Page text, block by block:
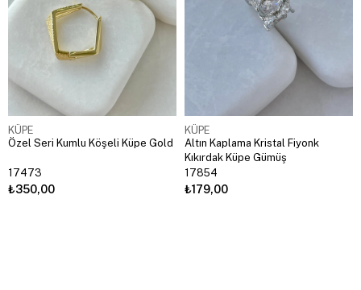
KÜPE
Özel Seri Kumlu Köşeli Küpe Gold
17473
₺350,00
KÜPE
Altın Kaplama Kristal Fiyonk
Kıkırdak Küpe Gümüş
17854
₺179,00